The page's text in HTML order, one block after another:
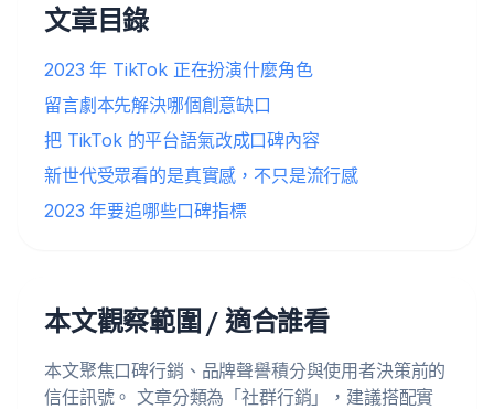
文章目錄
2023 年 TikTok 正在扮演什麼角色
留言劇本先解決哪個創意缺口
把 TikTok 的平台語氣改成口碑內容
新世代受眾看的是真實感，不只是流行感
2023 年要追哪些口碑指標
本文觀察範圍 / 適合誰看
本文聚焦口碑行銷、品牌聲譽積分與使用者決策前的
信任訊號。 文章分類為「社群行銷」，建議搭配實